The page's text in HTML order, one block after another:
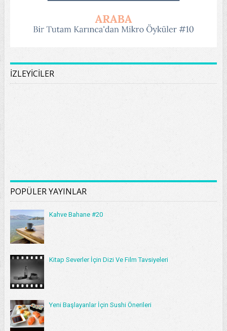
İZLEYİCİLER
POPÜLER YAYINLAR
Kahve Bahane #20
Kitap Severler İçin Dizi Ve Film Tavsiyeleri
Yeni Başlayanlar İçin Sushi Önerileri